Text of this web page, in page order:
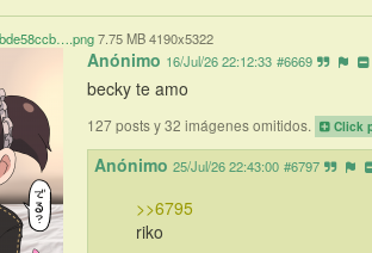
7.75 MB 4190x5322
Anónimo 16/Jul/26 22:12:33 #6669
becky te amo
127 posts y 32 imágenes omitidos. Click
Anónimo 25/Jul/26 22:43:00 #6797
>>6795
riko